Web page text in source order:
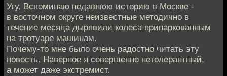
Угу. Вспоминаю недавнюю историю в Москве -
в восточном округе неизвестные методично в
течение месяца дырявили колеса припаркованным
на тротуаре машинам.
Почему-то мне было очень радостно читать эту
новость. Наверное я совершенно нетолерантный,
а может даже экстремист.